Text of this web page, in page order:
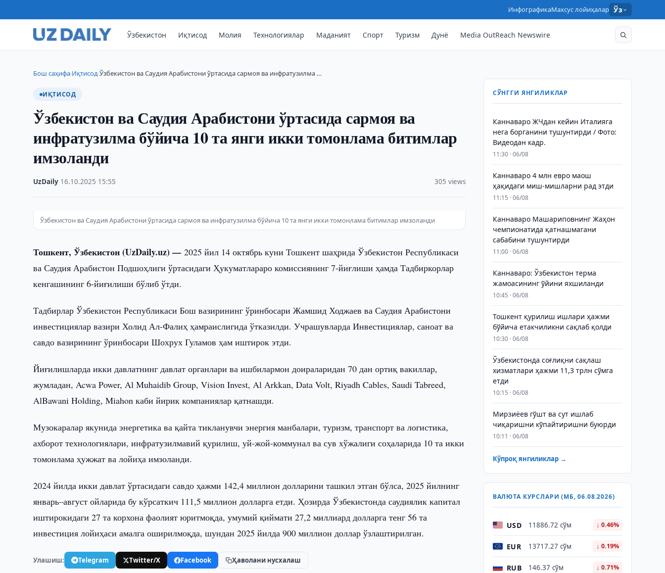
ИнфографикаМахсус лойиҳалар Ўз
Ўзбекистон Иқтисод Молия Технологиялар Маданият Спорт Туризм Дунё Media OutReach Newswire
Бош саҳифа›Иқтисод›Ўзбекистон ва Саудия Арабистони ўртасида сармоя ва инфратузилма …
ИҚТИСОД
Ўзбекистон ва Саудия Арабистони ўртасида сармоя ва
инфратузилма бўйича 10 та янги икки томонлама битимлар
имзоланди
UzDaily 16.10.2025 15:55 305 views
Ўзбекистон ва Саудия Арабистони ўртасида сармоя ва инфратузилма бўйича 10 та янги икки томонлама битимлар имзоланди
Тошкент, Ўзбекистон (UzDaily.uz) —2025 йил 14 октябрь куни Тошкент шаҳрида Ўзбекистон Республикаси
ва Саудия Арабистон Подшоҳлиги ўртасидаги Ҳукуматлараро комиссиянинг 7-йиғлиши ҳамда Тадбиркорлар
кенгашининг 6-йиғилиши бўлиб ўтди.
Тадбирлар Ўзбекистон Республикаси Бош вазирининг ўринбосари Жамшид Ходжаев ва Саудия Арабистони
инвестициялар вазири Холид Ал-Фалиҳ ҳамраислигида ўтказилди. Учрашувларда Инвестициялар, саноат ва
савдо вазирининг ўринбосари Шохрух Гуламов ҳам иштирок этди.
Йиғилишларда икки давлатнинг давлат органлари ва ишбилармон доираларидан 70 дан ортиқ вакиллар,
жумладан, Acwa Power, Al Muhaidib Group, Vision Invest, Al Arkkan, Data Volt, Riyadh Cables, Saudi Tabreed,
AlBawani Holding, Miahon каби йирик компаниялар қатнашди.
Музокаралар якунида энергетика ва қайта тикланувчи энергия манбалари, туризм, транспорт ва логистика,
ахборот технологиялари, инфратузилмавий қурилиш, уй-жой-коммунал ва сув хўжалиги соҳаларида 10 та икки
томонлама ҳужжат ва лойиҳа имзоланди.
2024 йилда икки давлат ўртасидаги савдо ҳажми 142,4 миллион долларини ташкил этган бўлса, 2025 йилнинг
январь–август ойларида бу кўрсаткич 111,5 миллион долларга етди. Ҳозирда Ўзбекистонда саудиялик капитал
иштирокидаги 27 та корхона фаолият юритмоқда, умумий қиймати 27,2 миллиард долларга тенг 56 та
инвестиция лойиҳаси амалга оширилмоқда, шундан 2025 йилда 900 миллион доллар ўзлаштирилган.
Улашиш: Telegram Twitter/X Facebook Ҳаволани нусхалаш
СЎНГГИ ЯНГИЛИКЛАР
Каннаваро ЖЧдан кейин Италияга
нега борганини тушунтирди / Фото:
Видеодан кадр.
11:30 · 06/08
Каннаваро 4 млн евро маош
ҳақидаги миш-мишларни рад этди
11:15 · 06/08
Каннаваро Машариповнинг Жаҳон
чемпионатида қатнашмагани
сабабини тушунтирди
11:00 · 06/08
Каннаваро: Ўзбекистон терма
жамоасининг ўйини яхшиланди
10:45 · 06/08
Тошкент қурилиш ишлари ҳажми
бўйича етакчиликни сақлаб қолди
10:30 · 06/08
Ўзбекистонда соғлиқни сақлаш
хизматлари ҳажми 11,3 трлн сўмга
етди
10:15 · 06/08
Мирзиёев гўшт ва сут ишлаб
чиқаришни кўпайтиришни буюрди
10:11 · 06/08
Кўпроқ янгиликлар →
ВАЛЮТА КУРСЛАРИ (МБ, 06.08.2026)
USD 11886.72 сўм ↓ 0.46%
EUR 13717.27 сўм ↓ 0.19%
RUB 146.37 сўм ↓ 0.71%